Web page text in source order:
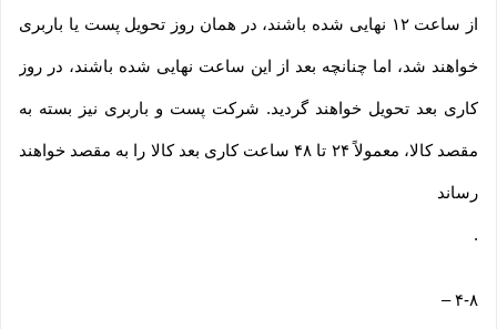
از ساعت ۱۲ نهایی شده باشند، در همان روز تحویل پست یا باربری
خواهند شد، اما چنانچه بعد از این ساعت نهایی شده باشند، در روز
کاری بعد تحویل خواهند گردید. شرکت پست و باربری نیز بسته به
مقصد کالا، معمولاً ۲۴ تا ۴۸ ساعت کاری بعد کالا را به مقصد خواهند
رساند
.
۴-۸–